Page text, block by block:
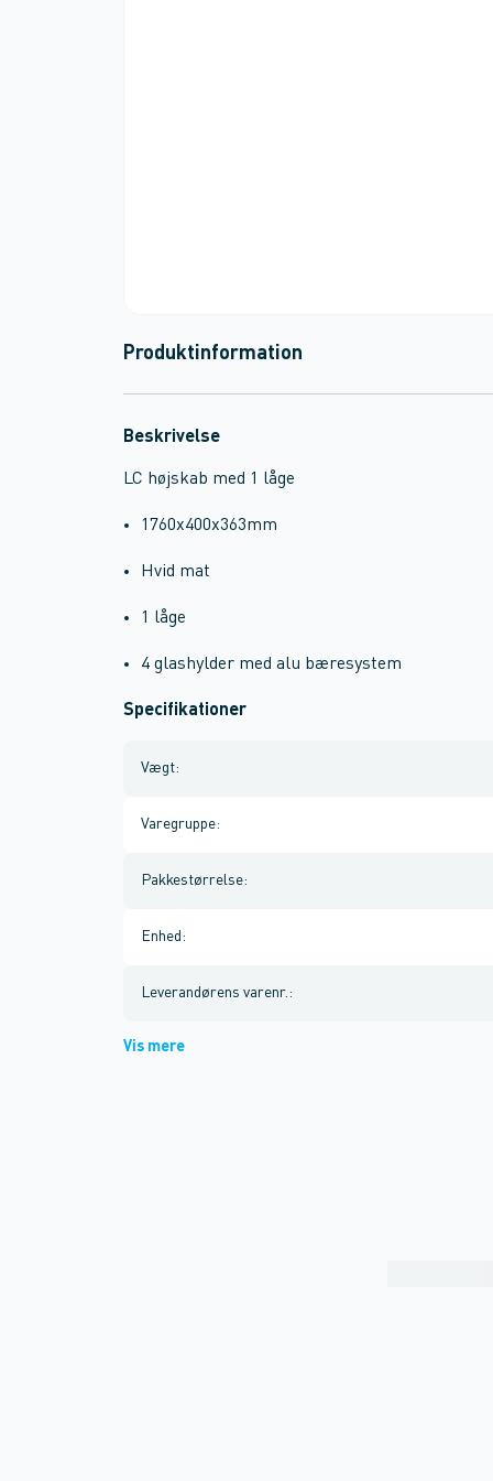
Produktinformation
Beskrivelse
LC højskab med 1 låge
1760x400x363mm
Hvid mat
1 låge
4 glashylder med alu bæresystem
Specifikationer
Vægt:
Varegruppe:
Pakkestørrelse:
Enhed :
Leverandørens varenr. :
Vis mere